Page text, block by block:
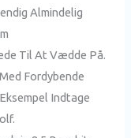
Almindelig
Til At Vædde På.
Fordybende
Indtage